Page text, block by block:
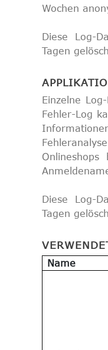
Wochen
Diese Log-
Tagen
Einzelne
Fehler-Log
Onlineshops
Diese Log-
Tagen
Name